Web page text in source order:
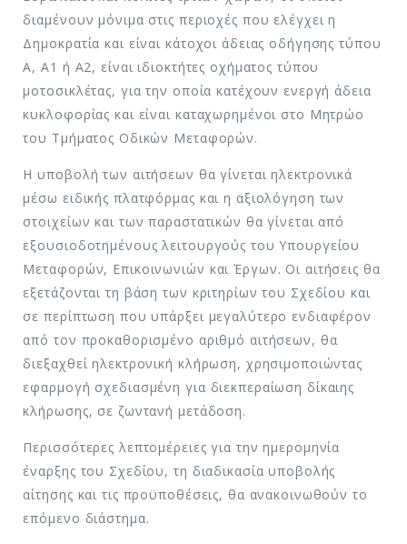
διαμένουν μόνιμα στις περιοχές που ελέγχει η
Δημοκρατία και είναι κάτοχοι άδειας οδήγησης τύπου
Α, Α1 ή Α2, είναι ιδιοκτήτες οχήματος τύπου
μοτοσικλέτας, για την οποία κατέχουν ενεργή άδεια
κυκλοφορίας και είναι καταχωρημένοι στο Μητρώο
του Τμήματος Οδικών Μεταφορών.
Η υποβολή των αιτήσεων θα γίνεται ηλεκτρονικά
μέσω ειδικής πλατφόρμας και η αξιολόγηση των
στοιχείων και των παραστατικών θα γίνεται από
εξουσιοδοτημένους λειτουργούς του Υπουργείου
Μεταφορών, Επικοινωνιών και Έργων. Οι αιτήσεις θα
εξετάζονται τη βάση των κριτηρίων του Σχεδίου και
σε περίπτωση που υπάρξει μεγαλύτερο ενδιαφέρον
από τον προκαθορισμένο αριθμό αιτήσεων, θα
διεξαχθεί ηλεκτρονική κλήρωση, χρησιμοποιώντας
εφαρμογή σχεδιασμένη για διεκπεραίωση δίκαιης
κλήρωσης, σε ζωντανή μετάδοση.
Περισσότερες λεπτομέρειες για την ημερομηνία
έναρξης του Σχεδίου, τη διαδικασία υποβολής
αίτησης και τις προϋποθέσεις, θα ανακοινωθούν το
επόμενο διάστημα.